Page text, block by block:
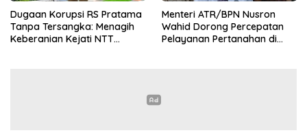
Dugaan Korupsi RS Pratama
Tanpa Tersangka: Menagih
Keberanian Kejati NTT
Menteri ATR/BPN Nusron
Wahid Dorong Percepatan
Pelayanan Pertanahan di